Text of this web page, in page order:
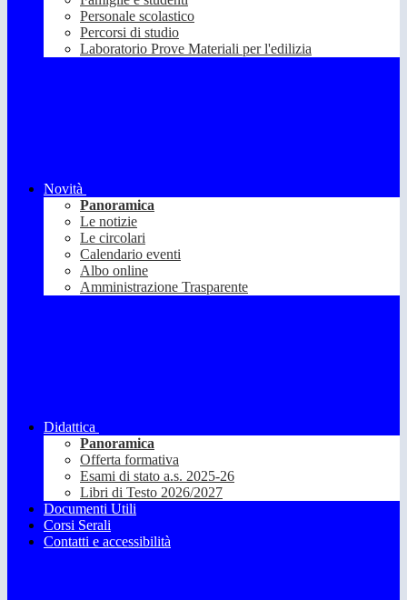
Personale scolastico
Percorsi di studio
Laboratorio Prove Materiali per l'edilizia
Novità
Panoramica
Le notizie
Le circolari
Calendario eventi
Albo online
Amministrazione Trasparente
Didattica
Panoramica
Offerta formativa
Esami di stato a.s. 2025-26
Libri di Testo 2026/2027
Documenti Utili
Corsi Serali
Contatti e accessibilità